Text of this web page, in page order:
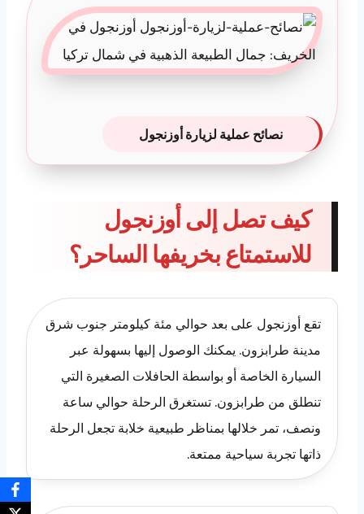
نصائح عملية لزيارة أوزنجول
كيف تصل إلى أوزنجول
للاستمتاع بخريفها الساحر؟
تقع أوزنجول على بعد حوالي مئة كيلومتر جنوب شرق
مدينة طرابزون. يمكنك الوصول إليها بسهولة عبر
السيارة الخاصة أو بواسطة الحافلات الصغيرة التي
تنطلق من طرابزون. تستغرق الرحلة حوالي ساعة
ونصف، تمر خلالها بمناظر طبيعية خلابة تجعل الرحلة
ذاتها تجربة سياحية ممتعة.